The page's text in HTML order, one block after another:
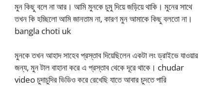
মুন কিছু বলে না আর। আমি মুনকে চুমু দিয়ে জড়িয়ে থাকি। মুনের সাথে
তখন কি হচ্ছিলো আমি জানতাম না, কারণ মুন আমাকে কিছু বলতো না।
bangla choti uk
মুনকে তখন আহাদ সাহেব প্রস্তাব দিয়েছিলেন একটা লং ড্রাইভে যাওয়ার
জন্য, মুন টাল বাহানা করে এ প্রস্তাব থেকে দূরে থাকে। chudar
video চুদাচুদির ভিডিও করে রেখেছি যাতে আবার চুদতে পারি